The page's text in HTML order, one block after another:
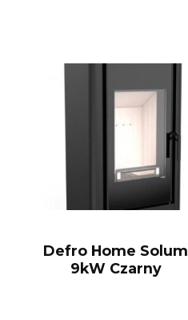
Defro Home Solum
9kW Czarny